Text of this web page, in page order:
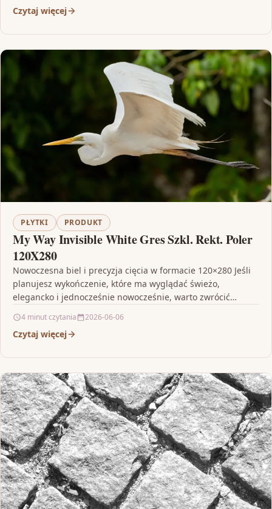
Czytaj więcej
PŁYTKI PRODUKT
My Way Invisible White Gres Szkl. Rekt. Poler
120X280
Nowoczesna biel i precyzja cięcia w formacie 120×280 Jeśli
planujesz wykończenie, które ma wyglądać świeżo,
elegancko i jednocześnie nowocześnie, warto zwrócić
4 minut czytania 2026-06-06
Czytaj więcej